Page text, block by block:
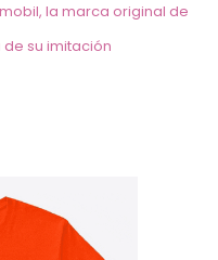
la marca original de
su imitación